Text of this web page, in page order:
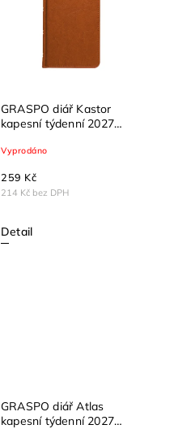
GRASPO diář Kastor
kapesní týdenní 2027
Vyprodáno
214 Kč bez DPH
259 Kč
Detail
GRASPO diář Atlas
kapesní týdenní 2027